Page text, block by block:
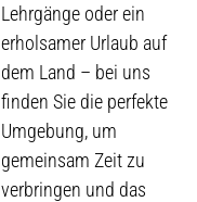
Lehrgänge oder ein
erholsamer Urlaub auf
dem Land – bei uns
finden Sie die perfekte
Umgebung, um
gemeinsam Zeit zu
verbringen und das